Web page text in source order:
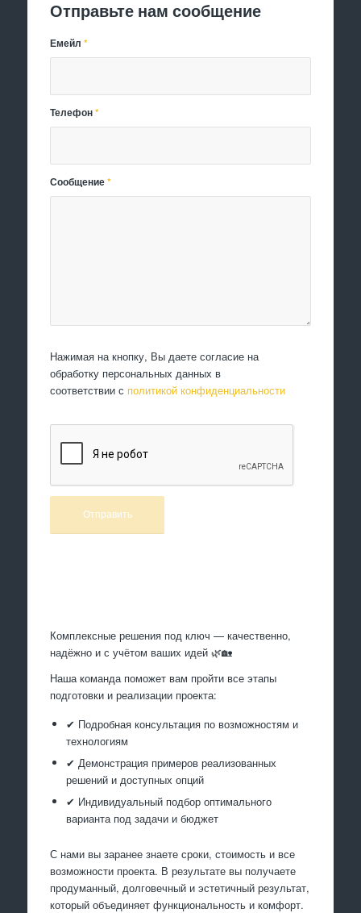
Отправьте нам сообщение
Емейл*
Телефон*
Сообщение*
Нажимая на кнопку, Вы даете согласие на
обработку персональных данных в
соответствии с политикой конфиденциальности
Комплексные решения под ключ — качественно,
надёжно и с учётом ваших идей 🌿🏡
Наша команда поможет вам пройти все этапы
подготовки и реализации проекта:
✔ Подробная консультация по возможностям и
технологиям
✔ Демонстрация примеров реализованных
решений и доступных опций
✔ Индивидуальный подбор оптимального
варианта под задачи и бюджет
С нами вы заранее знаете сроки, стоимость и все
возможности проекта. В результате вы получаете
продуманный, долговечный и эстетичный результат,
который объединяет функциональность и комфорт.